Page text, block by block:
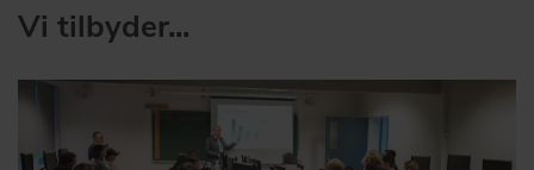
Vi tilbyder...